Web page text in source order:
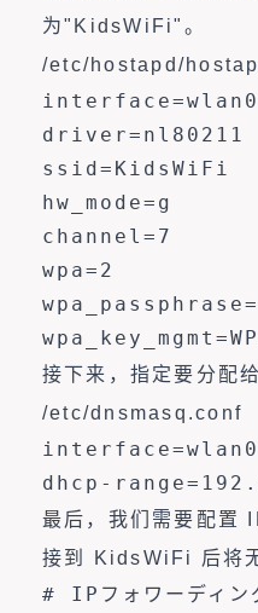
为"KidsWiFi"。
/etc/hostapd/
interface=wlan0
driver=nl80211
ssid=KidsWiFi
hw_mode=g
channel=7
wpa=2
wpa_passphrase=
接下来，指定要分配
/etc/dnsmasq.conf
interface=wlan0
dhcp-
最后，我们需要配置
接到 KidsWiFi 后将
# IPフォワーディン